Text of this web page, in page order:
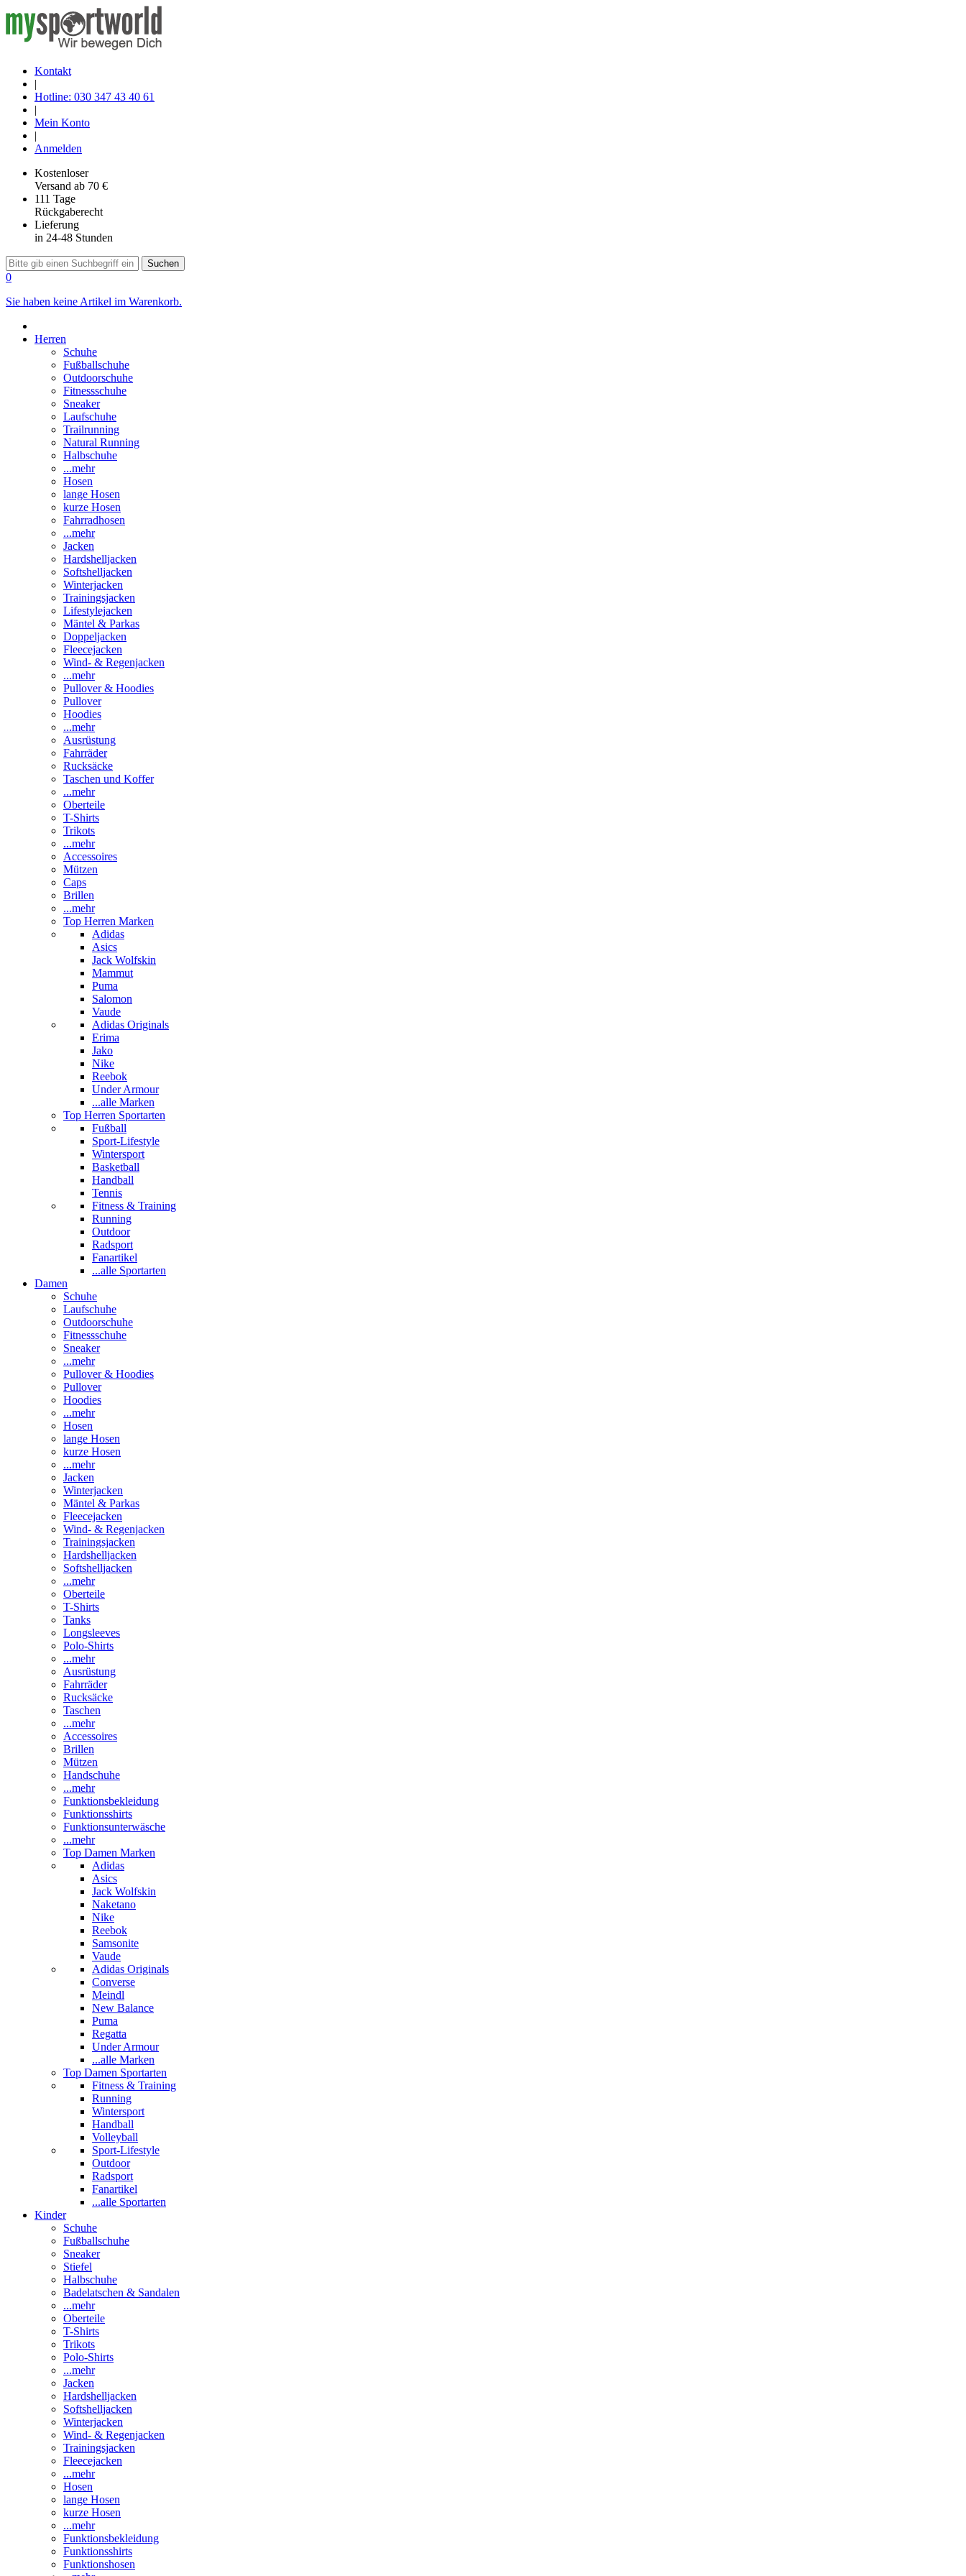
Kontakt
|
Hotline: 030 347 43 40 61
|
Mein Konto
|
Anmelden
Kostenloser
Versand ab 70 €
111 Tage
Rückgaberecht
Lieferung
in 24-48 Stunden
Suchen
0
Sie haben keine Artikel im Warenkorb.
Herren
Schuhe
Fußballschuhe
Outdoorschuhe
Fitnessschuhe
Sneaker
Laufschuhe
Trailrunning
Natural Running
Halbschuhe
...mehr
Hosen
lange Hosen
kurze Hosen
Fahrradhosen
...mehr
Jacken
Hardshelljacken
Softshelljacken
Winterjacken
Trainingsjacken
Lifestylejacken
Mäntel & Parkas
Doppeljacken
Fleecejacken
Wind- & Regenjacken
...mehr
Pullover & Hoodies
Pullover
Hoodies
...mehr
Ausrüstung
Fahrräder
Rucksäcke
Taschen und Koffer
...mehr
Oberteile
T-Shirts
Trikots
...mehr
Accessoires
Mützen
Caps
Brillen
...mehr
Top Herren Marken
Adidas
Asics
Jack Wolfskin
Mammut
Puma
Salomon
Vaude
Adidas Originals
Erima
Jako
Nike
Reebok
Under Armour
...alle Marken
Top Herren Sportarten
Fußball
Sport-Lifestyle
Wintersport
Basketball
Handball
Tennis
Fitness & Training
Running
Outdoor
Radsport
Fanartikel
...alle Sportarten
Damen
Schuhe
Laufschuhe
Outdoorschuhe
Fitnessschuhe
Sneaker
...mehr
Pullover & Hoodies
Pullover
Hoodies
...mehr
Hosen
lange Hosen
kurze Hosen
...mehr
Jacken
Winterjacken
Mäntel & Parkas
Fleecejacken
Wind- & Regenjacken
Trainingsjacken
Hardshelljacken
Softshelljacken
...mehr
Oberteile
T-Shirts
Tanks
Longsleeves
Polo-Shirts
...mehr
Ausrüstung
Fahrräder
Rucksäcke
Taschen
...mehr
Accessoires
Brillen
Mützen
Handschuhe
...mehr
Funktionsbekleidung
Funktionsshirts
Funktionsunterwäsche
...mehr
Top Damen Marken
Adidas
Asics
Jack Wolfskin
Naketano
Nike
Reebok
Samsonite
Vaude
Adidas Originals
Converse
Meindl
New Balance
Puma
Regatta
Under Armour
...alle Marken
Top Damen Sportarten
Fitness & Training
Running
Wintersport
Handball
Volleyball
Sport-Lifestyle
Outdoor
Radsport
Fanartikel
...alle Sportarten
Kinder
Schuhe
Fußballschuhe
Sneaker
Stiefel
Halbschuhe
Badelatschen & Sandalen
...mehr
Oberteile
T-Shirts
Trikots
Polo-Shirts
...mehr
Jacken
Hardshelljacken
Softshelljacken
Winterjacken
Wind- & Regenjacken
Trainingsjacken
Fleecejacken
...mehr
Hosen
lange Hosen
kurze Hosen
...mehr
Funktionsbekleidung
Funktionsshirts
Funktionshosen